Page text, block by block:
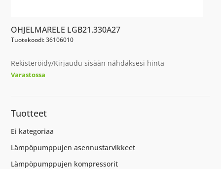
OHJELMARELE LGB21.330A27
Tuotekoodi: 36106010
Rekisteröidy/Kirjaudu sisään nähdäksesi hinta
Varastossa
Tuotteet
Ei kategoriaa
Lämpöpumppujen asennustarvikkeet
Lämpöpumppujen kompressorit